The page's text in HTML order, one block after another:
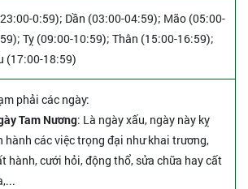
0:59); Dần (03:00-04:59); Mão (05:00-
Tỵ (09:00-10:59); Thân (15:00-16:59);
(17:00-18:59)
phải các ngày:
Tam Nương: Là ngày xấu, ngày này kỵ
hành các việc trọng đại như khai trương,
hành, cưới hỏi, động thổ, sửa chữa hay cất